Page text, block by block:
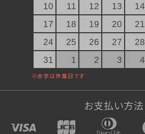
10
11 12 13 14
17
18 19 20 21
24
25 26 27 28
31
1 2 3 4
お支払い方法